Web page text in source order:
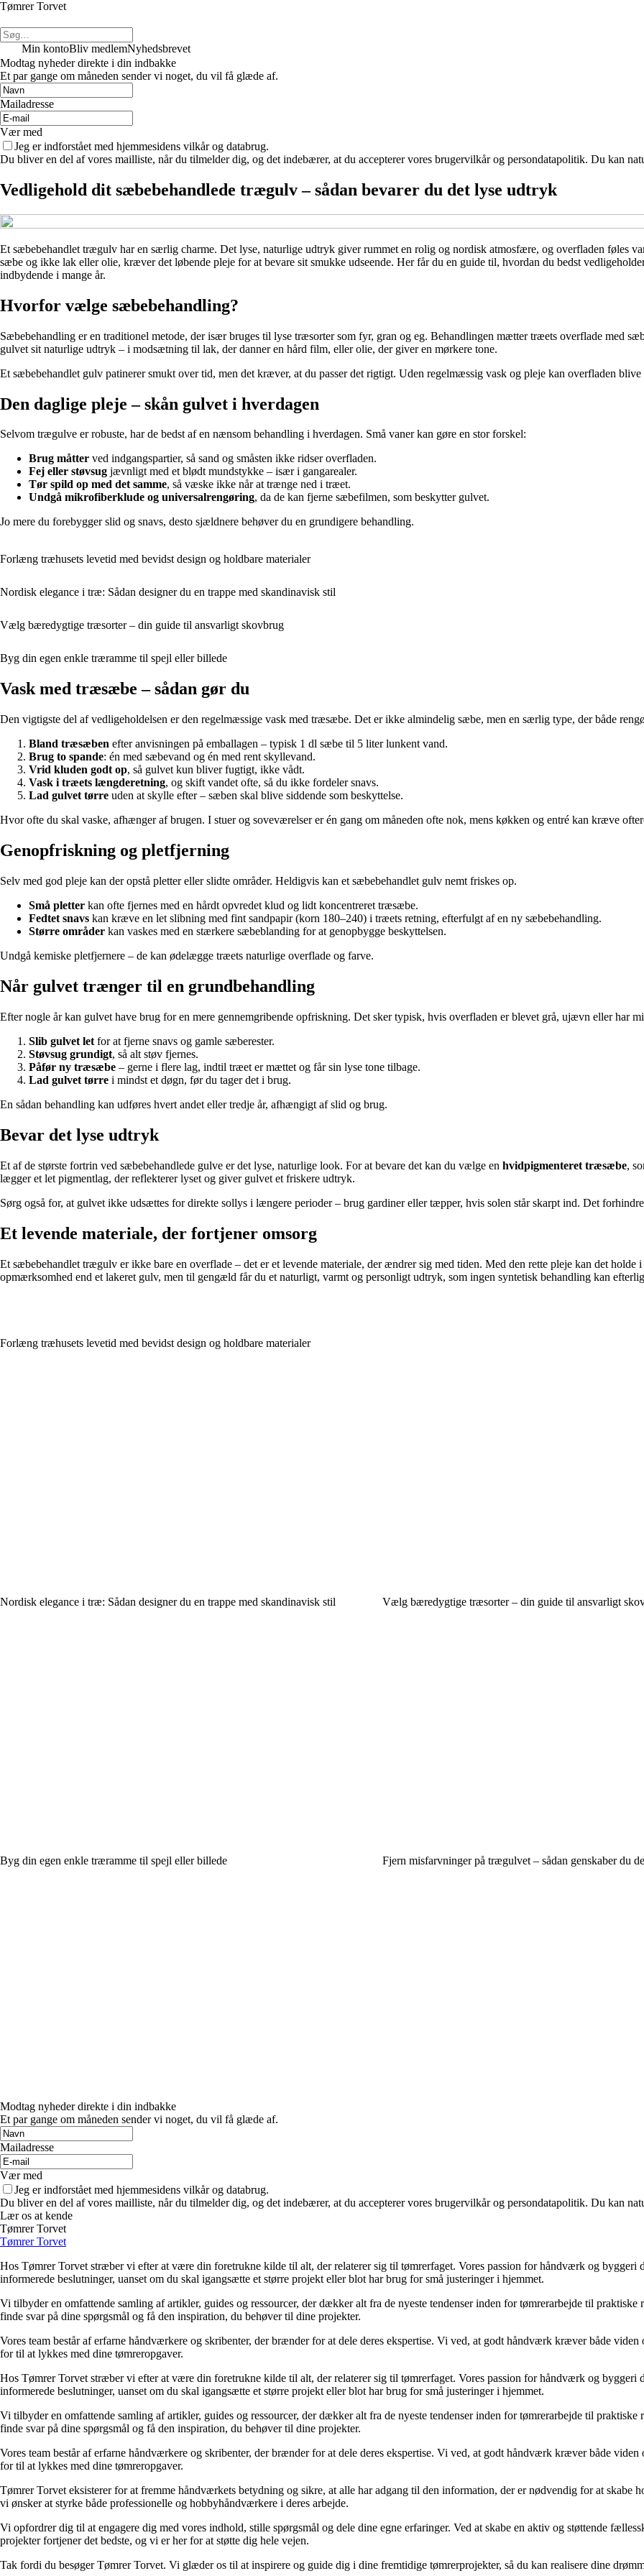
Tømrer Torvet
Min kontoBliv medlemNyhedsbrevet
Modtag nyheder direkte i din indbakke
Et par gange om måneden sender vi noget, du vil få glæde af.
Mailadresse
Vær med
Jeg er indforstået med hjemmesidens vilkår og databrug.
Du bliver en del af vores mailliste, når du tilmelder dig, og det indebærer, at du accepterer vores brugervilkår og persondatapolitik. Du kan
Vedligehold dit sæbebehandlede trægulv – sådan bevarer du det lyse udtryk
Et sæbebehandlet trægulv har en særlig charme. Det lyse, naturlige udtryk giver rummet en rolig og nordisk atmosfære, og overfladen føles
sæbe og ikke lak eller olie, kræver det løbende pleje for at bevare sit smukke udseende. Her får du en guide til, hvordan du bedst
indbydende i mange år.
Hvorfor vælge sæbebehandling?
Sæbebehandling er en traditionel metode, der især bruges til lyse træsorter som fyr, gran og eg. Behandlingen mætter træets overflade med
gulvet sit naturlige udtryk – i modsætning til lak, der danner en hård film, eller olie, der giver en mørkere tone.
Et sæbebehandlet gulv patinerer smukt over tid, men det kræver, at du passer det rigtigt. Uden regelmæssig vask og pleje kan overfladen
Den daglige pleje – skån gulvet i hverdagen
Selvom trægulve er robuste, har de bedst af en nænsom behandling i hverdagen. Små vaner kan gøre en stor forskel:
Brug måtter ved indgangspartier, så sand og småsten ikke ridser overfladen.
Fej eller støvsug jævnligt med et blødt mundstykke – især i gangarealer.
Tør spild op med det samme, så væske ikke når at trænge ned i træet.
Undgå mikrofiberklude og universalrengøring, da de kan fjerne sæbefilmen, som beskytter gulvet.
Jo mere du forebygger slid og snavs, desto sjældnere behøver du en grundigere behandling.
Forlæng træhusets levetid med bevidst design og holdbare materialer
Nordisk elegance i træ: Sådan designer du en trappe med skandinavisk stil
Vælg bæredygtige træsorter – din guide til ansvarligt skovbrug
Byg din egen enkle træramme til spejl eller billede
Vask med træsæbe – sådan gør du
Den vigtigste del af vedligeholdelsen er den regelmæssige vask med træsæbe. Det er ikke almindelig sæbe, men en særlig type, der både
Bland træsæben efter anvisningen på emballagen – typisk 1 dl sæbe til 5 liter lunkent vand.
Brug to spande: én med sæbevand og én med rent skyllevand.
Vrid kluden godt op, så gulvet kun bliver fugtigt, ikke vådt.
Vask i træets længderetning, og skift vandet ofte, så du ikke fordeler snavs.
Lad gulvet tørre uden at skylle efter – sæben skal blive siddende som beskyttelse.
Hvor ofte du skal vaske, afhænger af brugen. I stuer og soveværelser er én gang om måneden ofte nok, mens køkken og entré kan kræve
Genopfriskning og pletfjerning
Selv med god pleje kan der opstå pletter eller slidte områder. Heldigvis kan et sæbebehandlet gulv nemt friskes op.
Små pletter kan ofte fjernes med en hårdt opvredet klud og lidt koncentreret træsæbe.
Fedtet snavs kan kræve en let slibning med fint sandpapir (korn 180–240) i træets retning, efterfulgt af en ny sæbebehandling.
Større områder kan vaskes med en stærkere sæbeblanding for at genopbygge beskyttelsen.
Undgå kemiske pletfjernere – de kan ødelægge træets naturlige overflade og farve.
Når gulvet trænger til en grundbehandling
Efter nogle år kan gulvet have brug for en mere gennemgribende opfriskning. Det sker typisk, hvis overfladen er blevet grå, ujævn eller har
Slib gulvet let for at fjerne snavs og gamle sæberester.
Støvsug grundigt, så alt støv fjernes.
Påfør ny træsæbe – gerne i flere lag, indtil træet er mættet og får sin lyse tone tilbage.
Lad gulvet tørre i mindst et døgn, før du tager det i brug.
En sådan behandling kan udføres hvert andet eller tredje år, afhængigt af slid og brug.
Bevar det lyse udtryk
Et af de største fortrin ved sæbebehandlede gulve er det lyse, naturlige look. For at bevare det kan du vælge en hvidpigmenteret træsæbe,
lægger et let pigmentlag, der reflekterer lyset og giver gulvet et friskere udtryk.
Sørg også for, at gulvet ikke udsættes for direkte sollys i længere perioder – brug gardiner eller tæpper, hvis solen står skarpt ind. Det
Et levende materiale, der fortjener omsorg
Et sæbebehandlet trægulv er ikke bare en overflade – det er et levende materiale, der ændrer sig med tiden. Med den rette pleje kan det
opmærksomhed end et lakeret gulv, men til gengæld får du et naturligt, varmt og personligt udtryk, som ingen syntetisk behandling kan
Forlæng træhusets levetid med bevidst design og holdbare materialer
Nordisk elegance i træ: Sådan designer du en trappe med skandinavisk stil Vælg bæredygtige træsorter – din guide til ansvarligt
Byg din egen enkle træramme til spejl eller billede Fjern misfarvninger på trægulvet – sådan genskaber du
Modtag nyheder direkte i din indbakke
Et par gange om måneden sender vi noget, du vil få glæde af.
Mailadresse
Vær med
Jeg er indforstået med hjemmesidens vilkår og databrug.
Du bliver en del af vores mailliste, når du tilmelder dig, og det indebærer, at du accepterer vores brugervilkår og persondatapolitik. Du kan
Lær os at kende
Tømrer Torvet
Tømrer Torvet
Hos Tømrer Torvet stræber vi efter at være din foretrukne kilde til alt, der relaterer sig til tømrerfaget. Vores passion for håndværk og
informerede beslutninger, uanset om du skal igangsætte et større projekt eller blot har brug for små justeringer i hjemmet.
Vi tilbyder en omfattende samling af artikler, guides og ressourcer, der dækker alt fra de nyeste tendenser inden for tømrerarbejde til
finde svar på dine spørgsmål og få den inspiration, du behøver til dine projekter.
Vores team består af erfarne håndværkere og skribenter, der brænder for at dele deres ekspertise. Vi ved, at godt håndværk kræver både
for til at lykkes med dine tømreropgaver.
Hos Tømrer Torvet stræber vi efter at være din foretrukne kilde til alt, der relaterer sig til tømrerfaget. Vores passion for håndværk og
informerede beslutninger, uanset om du skal igangsætte et større projekt eller blot har brug for små justeringer i hjemmet.
Vi tilbyder en omfattende samling af artikler, guides og ressourcer, der dækker alt fra de nyeste tendenser inden for tømrerarbejde til
finde svar på dine spørgsmål og få den inspiration, du behøver til dine projekter.
Vores team består af erfarne håndværkere og skribenter, der brænder for at dele deres ekspertise. Vi ved, at godt håndværk kræver både
for til at lykkes med dine tømreropgaver.
Tømrer Torvet eksisterer for at fremme håndværkets betydning og sikre, at alle har adgang til den information, der er nødvendig for at skabe
vi ønsker at styrke både professionelle og hobbyhåndværkere i deres arbejde.
Vi opfordrer dig til at engagere dig med vores indhold, stille spørgsmål og dele dine egne erfaringer. Ved at skabe en aktiv og støttende
projekter fortjener det bedste, og vi er her for at støtte dig hele vejen.
Tak fordi du besøger Tømrer Torvet. Vi glæder os til at inspirere og guide dig i dine fremtidige tømrerprojekter, så du kan realisere dine